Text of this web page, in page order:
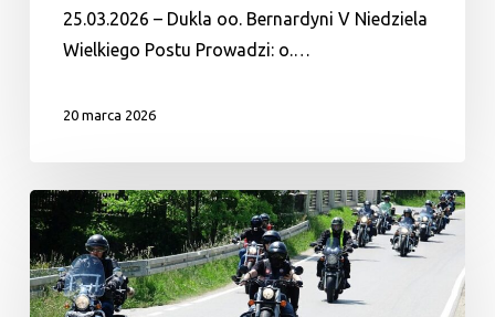
25.03.2026 – Dukla oo. Bernardyni V Niedziela
Wielkiego Postu Prowadzi: o.…
20 marca 2026
Zjazd
motocyklistów